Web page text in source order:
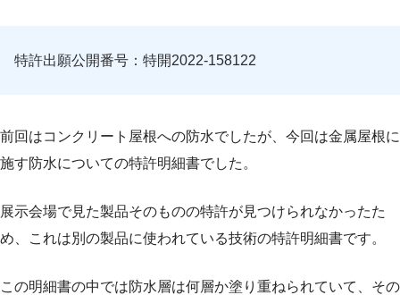
特許出願公開番号：特開2022-158122
前回はコンクリート屋根への防水でしたが、今回は金属屋根に
施す防水についての特許明細書でした。
展示会場で見た製品そのものの特許が見つけられなかったた
め、これは別の製品に使われている技術の特許明細書です。
この明細書の中では防水層は何層か塗り重ねられていて、その